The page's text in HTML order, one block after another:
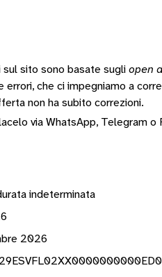
sul sito sono basate sugli open
che ci impegniamo a
non ha subito correzioni.
via WhatsApp, Telegram o
indeterminata
2026